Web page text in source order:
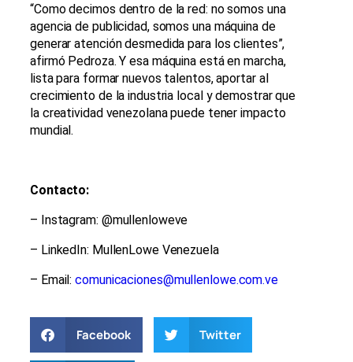
“Como decimos dentro de la red: no somos una
agencia de publicidad, somos una máquina de
generar atención desmedida para los clientes”,
afirmó Pedroza. Y esa máquina está en marcha,
lista para formar nuevos talentos, aportar al
crecimiento de la industria local y demostrar que
la creatividad venezolana puede tener impacto
mundial.
Contacto:
– Instagram: @mullenloweve
– LinkedIn: MullenLowe Venezuela
– Email:comunicaciones@mullenlowe.com.ve
Facebook Twitter